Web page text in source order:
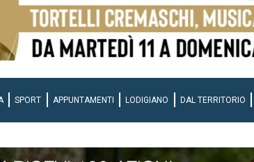
SPORT APPUNTAMENTI LODIGIANO DAL TERRITORIO